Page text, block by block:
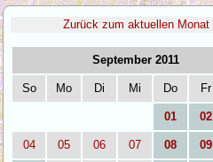
Zurück zum aktuellen Monat
September 2011
So Mo Di Mi Do Fr
01 02
04 05 06 07 08 09